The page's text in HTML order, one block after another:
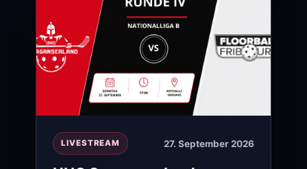
LIVESTREAM 27. September 2026